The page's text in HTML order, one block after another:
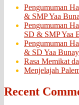
Pengumuman
& SMP Yaa
Pengumuman
SD & SMP Yaa
Pengumuman
& SD Yaa
Rasa Memikat
Menjelajah
Recent